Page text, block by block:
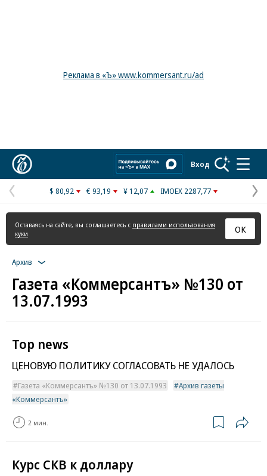
Реклама в «Ъ» www.kommersant.ru/ad
Вход
Предыдущая
страница
$ 80,92 € 93,19 ¥ 12,07 IMOEX 2287,77
Оставаясь на сайте, вы соглашаетесь с правилами использования
куки
ОК
Архив
Газета «Коммерсантъ» №130 от
13.07.1993
Top news
ЦЕНОВУЮ ПОЛИТИКУ СОГЛАСОВАТЬ НЕ УДАЛОСЬ
Газета «Коммерсантъ» №130 от 13.07.1993
Архив газеты
«Коммерсантъ»
2 мин.
Курс СКВ к доллару